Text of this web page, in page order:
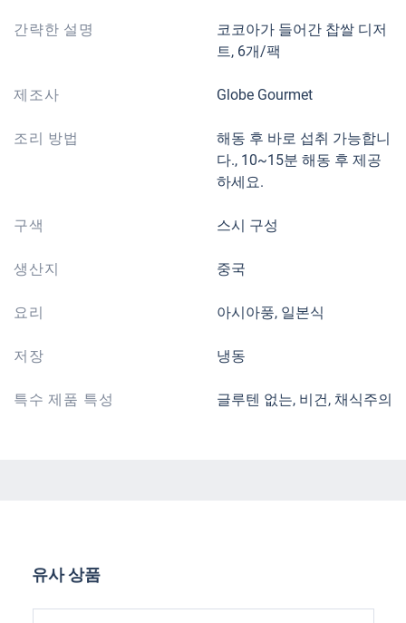
간략한 설명
코코아가 들어간 찹쌀 디저
트, 6개/팩
제조사 Globe Gourmet
조리 방법
해동 후 바로 섭취 가능합니
다., 10~15분 해동 후 제공
하세요.
구색 스시 구성
생산지 중국
요리 아시아풍, 일본식
저장 냉동
특수 제품 특성 글루텐 없는, 비건, 채식주의
제품 갤러리 건너뛰기
유사 상품